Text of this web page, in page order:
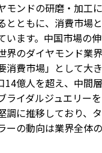
モンドの研磨・加工
とともに、消費市場
います。中国市場の
界のダイヤモンド業
消費市場」として大
14億人を超え、中間
ライダルジュエリー
調に推移しており、
ーの動向は業界全体